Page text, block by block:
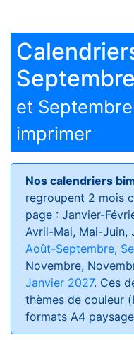
et
imprimer
Nos calendriers
regroupent 2 mois
page : Janvier-
Avril-Mai, Mai-Juin,
Août-Septembre,
Novembre,
Janvier 2027. Ces
thèmes de couleur
formats A4